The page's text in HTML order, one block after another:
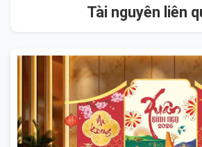
Tài nguyên liên